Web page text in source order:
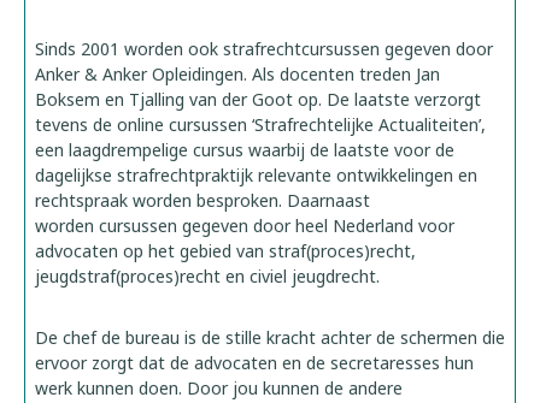
Sinds 2001 worden ook strafrechtcursussen gegeven door
Anker & Anker Opleidingen. Als docenten treden Jan
Boksem en Tjalling van der Goot op. De laatste verzorgt
tevens de online cursussen ‘Strafrechtelijke Actualiteiten’,
een laagdrempelige cursus waarbij de laatste voor de
dagelijkse strafrechtpraktijk relevante ontwikkelingen en
rechtspraak worden besproken. Daarnaast
worden cursussen gegeven door heel Nederland voor
advocaten op het gebied van straf(proces)recht,
jeugdstraf(proces)recht en civiel jeugdrecht.
De chef de bureau is de stille kracht achter de schermen die
ervoor zorgt dat de advocaten en de secretaresses hun
werk kunnen doen. Door jou kunnen de andere